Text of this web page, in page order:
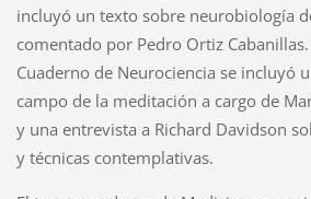
incluyó un texto sobre neurobiología
comentado por Pedro Ortiz
Cuaderno de Neurociencia se incluyó
campo de la meditación a cargo de
y una entrevista a Richard Davidson
y técnicas contemplativas.